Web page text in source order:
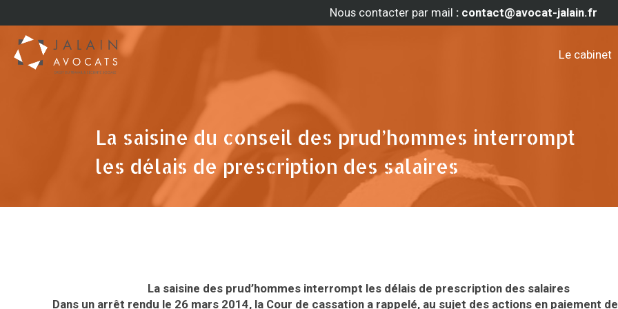
Nous contacter par mail : contact@avocat-jalain.fr
Le cabinet
La saisine du conseil des prud’hommes interrompt
les délais de prescription des salaires
La saisine des prud’hommes interrompt les délais de prescription des salaires
Dans un arrêt rendu le 26 mars 2014, la Cour de cassation a rappelé, au sujet des actions en paiement